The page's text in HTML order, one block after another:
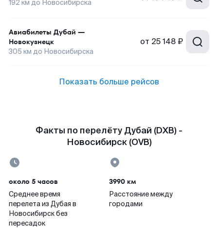
192 км до Новосибирска
Авиабилеты Дубай —
Новокузнецк
305 км до Новосибирска
от 25 148 ₽
Показать больше рейсов
Факты по перелёту Дубай (DXB) -
Новосибирск (OVB)
около 5 часов
Среднее время
перелета из Дубая в
Новосибирск без
пересадок
3990 км
Расстояние между
городами